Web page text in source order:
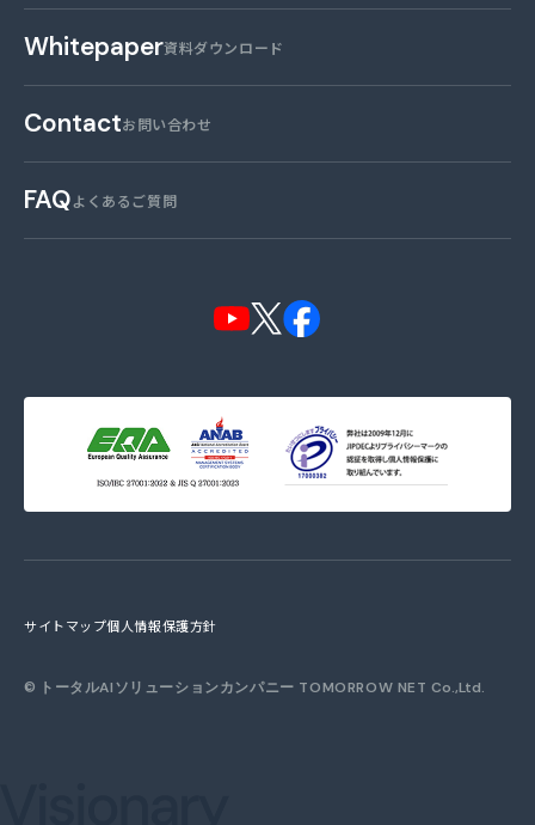
Whitepaper資料ダウンロード
Contactお問い合わせ
FAQよくあるご質問
サイトマップ個人情報保護方針
© トータルAIソリューションカンパニー TOMORROW NET Co.,Ltd.